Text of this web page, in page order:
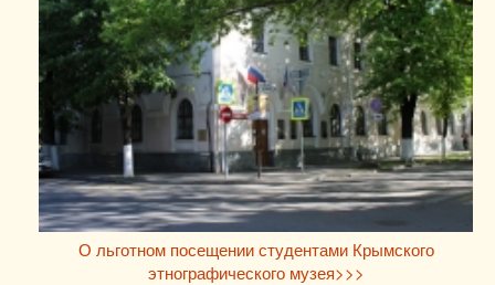
О льготном посещении студентами Крымского
этнографического музея>>>